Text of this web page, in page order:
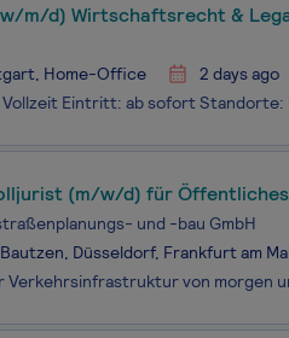
m/d) Wirtschaftsrecht &
Home-Office
2 days ago
(m/w/d) für
und -bau GmbH
Düsseldorf, Frankfurt am